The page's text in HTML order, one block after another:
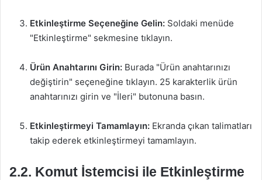
Etkinleştirme Seçeneğine Gelin: Soldaki menüde
"Etkinleştirme" sekmesine tıklayın.
Ürün Anahtarını Girin: Burada "Ürün anahtarınızı
değiştirin" seçeneğine tıklayın. 25 karakterlik ürün
anahtarınızı girin ve "İleri" butonuna basın.
Etkinleştirmeyi Tamamlayın: Ekranda çıkan talimatları
takip ederek etkinleştirmeyi tamamlayın.
2.2. Komut İstemcisi ile Etkinleştirme